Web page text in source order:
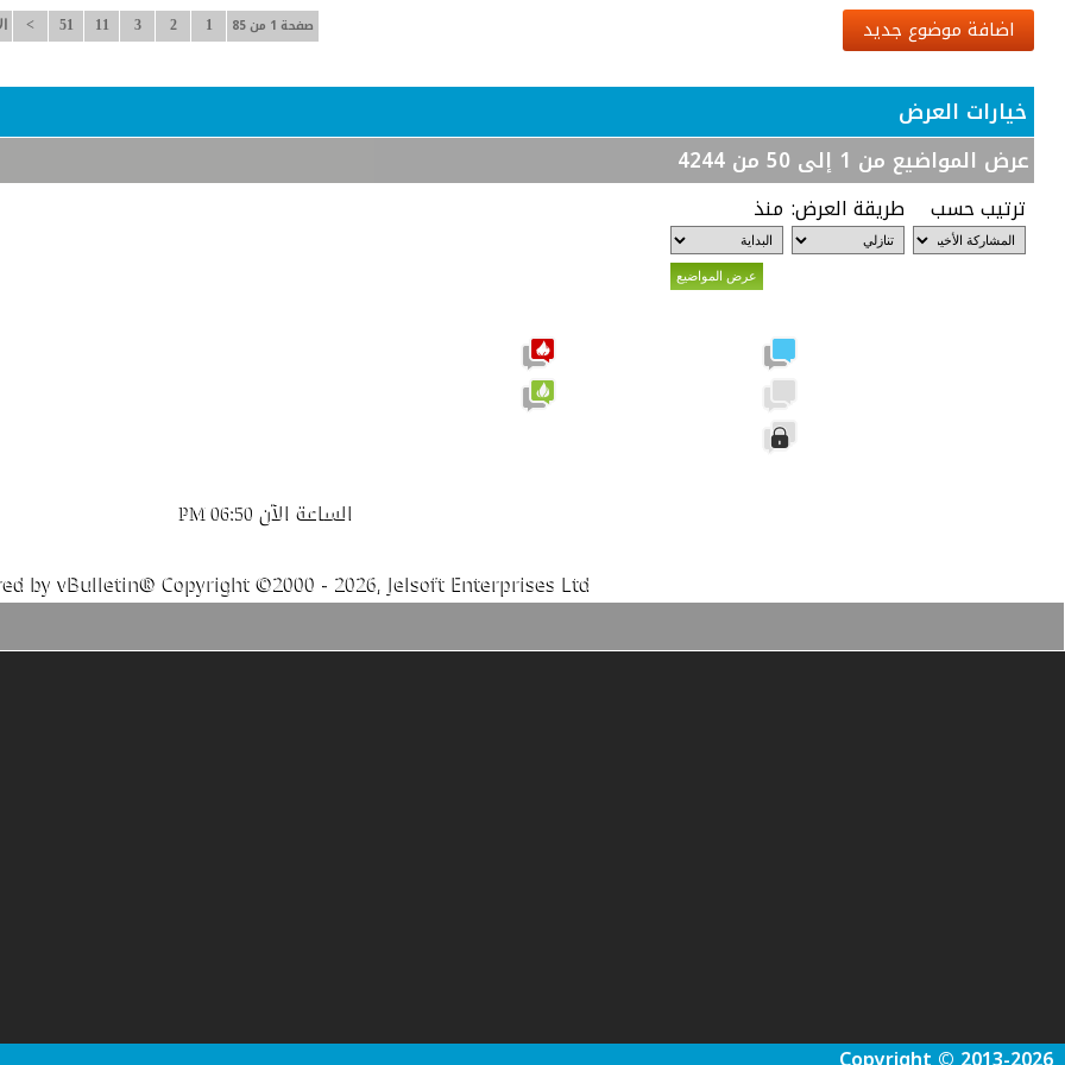
اضافة موضوع جديد صفحة 1 من 85 1
2
3
11
51
>
خيارات العرض
عرض المواضيع من 1 إلى 50 من 4244
ترتيب حسب طريقة العرض: منذ
الساعة الآن 06:50 PM
by vBulletin® Copyright ©2000 - 2026, Jelsoft Enterprises Ltd.